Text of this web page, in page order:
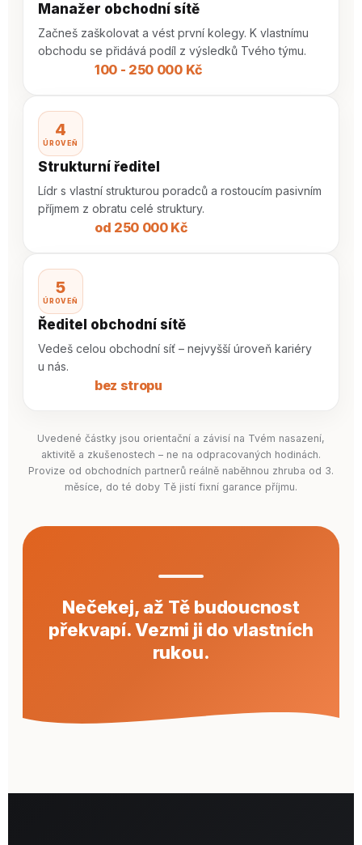
Manažer obchodní sítě
Začneš zaškolovat a vést první kolegy. K vlastnímu
obchodu se přidává podíl z výsledků Tvého týmu.
100 - 250 000 Kč
4
ÚROVEŇ
Strukturní ředitel
Lídr s vlastní strukturou poradců a rostoucím pasivním
příjmem z obratu celé struktury.
od 250 000 Kč
5
ÚROVEŇ
Ředitel obchodní sítě
Vedeš celou obchodní síť – nejvyšší úroveň kariéry
u nás.
bez stropu
Uvedené částky jsou orientační a závisí na Tvém nasazení,
aktivitě a zkušenostech – ne na odpracovaných hodinách.
Provize od obchodních partnerů reálně naběhnou zhruba od 3.
měsíce, do té doby Tě jistí fixní garance příjmu.
Nečekej, až Tě budoucnost
překvapí.Vezmi ji do vlastních
rukou.